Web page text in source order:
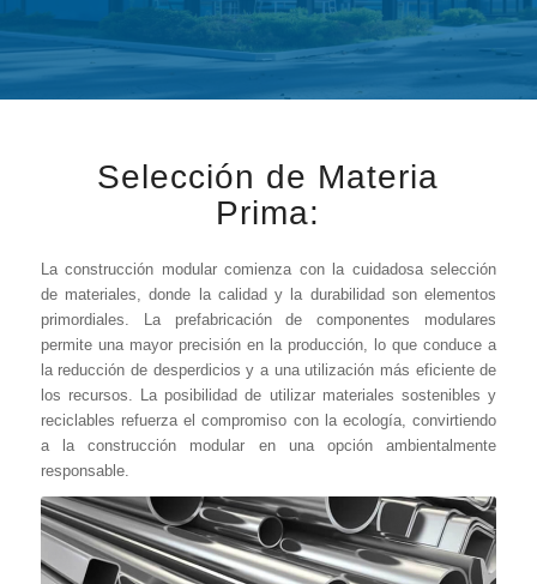
Selección de Materia
Prima:
La construcción modular comienza con la cuidadosa selección
de materiales, donde la calidad y la durabilidad son elementos
primordiales. La prefabricación de componentes modulares
permite una mayor precisión en la producción, lo que conduce a
la reducción de desperdicios y a una utilización más eficiente de
los recursos. La posibilidad de utilizar materiales sostenibles y
reciclables refuerza el compromiso con la ecología, convirtiendo
a la construcción modular en una opción ambientalmente
responsable.